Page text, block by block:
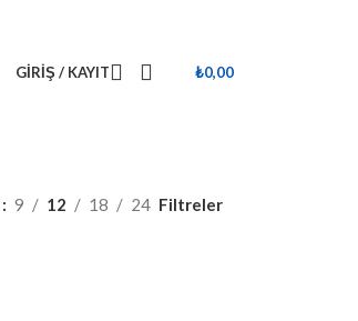
GIRIŞ / KAYIT ₺0,00
9 12 18 24 Filtreler